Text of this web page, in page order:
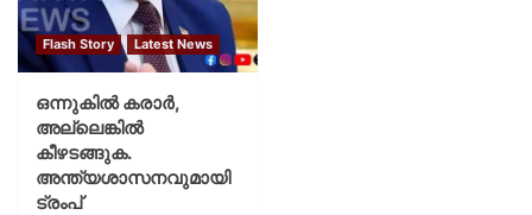
Flash Story Latest News
ഒന്നുകില്‍ കരാര്‍,
അല്ലെങ്കില്‍
കീഴടങ്ങുക.
അന്ത്യശാസനവുമായി
ട്രംപ്